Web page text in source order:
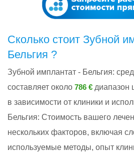
Сколько стоит Зубной
Бельгия ?
Зубной имплантат - Бельгия:
составляет около 786 € диапазон
в зависимости от клиники и
Бельгия: Стоимость вашего
нескольких факторов, включая
используемые методы, опыт